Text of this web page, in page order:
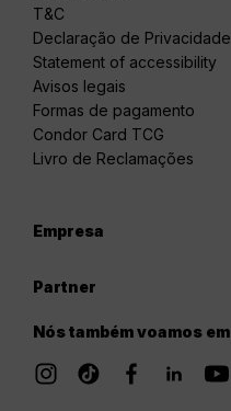
T&C
Declaração de Privacidade
Statement of accessibility
Avisos legais
Formas de pagamento
Condor Card TCG
Livro de Reclamações
Empresa
Partner
Nós também voamos em